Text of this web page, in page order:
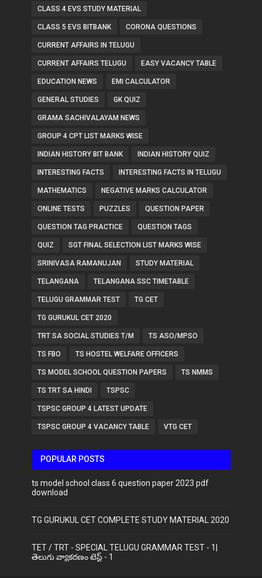
CLASS 4 EVS STUDY MATERIAL
CLASS 5 EVS BITBANK CORONA QUESTIONS
CURRENT AFFAIRS IN TELUGU
CURRENT AFFAIRS TELUGU EASY VACANCY TABLE
EDUCATION NEWS EMI CALCULATOR
GENERAL STUDIES GK QUIZ
GRAMA SACHIVALAYAM NEWS
GROUP 4 CPT LIST MARKS WISE
INDIAN HISTORY BIT BANK INDIAN HISTORY QUIZ
INTERESTING FACTS INTERESTING FACTS IN TELUGU
MATHEMATICS NEGATIVE MARKS CALCULATOR
ONLINE TESTS PUZZLES QUESTION PAPER
QUESTION TAG PRACTICE QUESTION TAGS
QUIZ SGT FINAL SELECTION LIST MARKS WISE
SRINIVASA RAMANUJAN STUDY MATERIAL
TELANGANA TELANGANA SSC TIMETABLE
TELUGU GRAMMAR TEST TG CET
TG GURUKUL CET 2020
TRT SA SOCIAL STUDIES T/M TS ASO/MPSO
TS FBO TS HOSTEL WELFARE OFFICERS
TS MODEL SCHOOL QUESTION PAPERS TS NMMS
TS TRT SA HINDI TSPSC
TSPSC GROUP 4 LATEST UPDATE
TSPSC GROUP 4 VACANCY TABLE VTG CET
POPULAR POSTS
ts model school class 6 question paper 2023 pdf
download
TG GURUKUL CET COMPLETE STUDY MATERIAL 2020
TET / TRT - SPECIAL TELUGU GRAMMAR TEST - 1|
తెలుగు వ్యాకరణం టెస్ట్ - 1